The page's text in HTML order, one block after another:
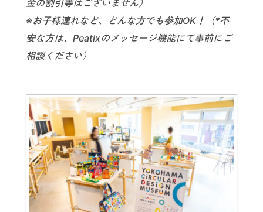
金の割引等はございません）
※お子様連れなど、どんな方でも参加OK！（*不
安な方は、Peatixのメッセージ機能にて事前にご
相談ください）